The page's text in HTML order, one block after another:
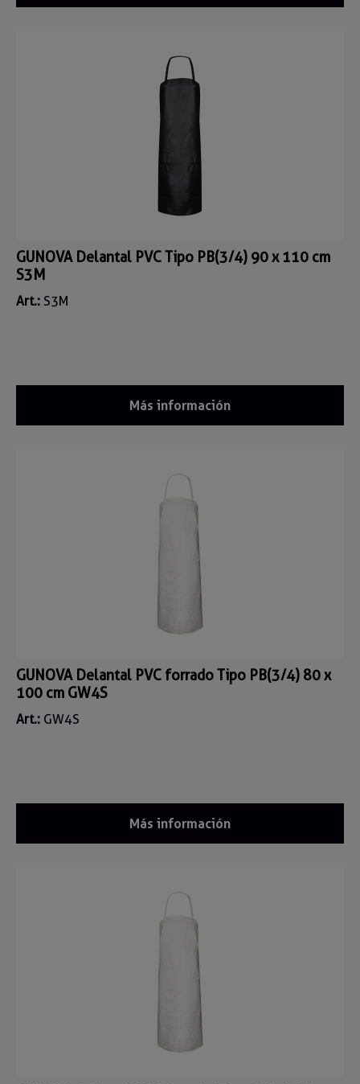
GUNOVA Delantal PVC Tipo PB(3/4) 90 x 110 cm
S3M
Art.: S3M
Más información
GUNOVA Delantal PVC forrado Tipo PB(3/4) 80 x
100 cm GW4S
Art.: GW4S
Más información